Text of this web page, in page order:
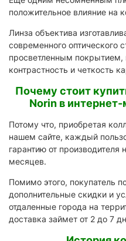
положительное влияние на
Линза объектива
современного оптического
просветленным покрытием,
контрастность и четкость
Почему стоит
Norin в
Потому что, приобретая
нашем сайте, каждый
гарантию от производителя
месяцев.
Помимо этого, покупатель
дополнительные скидки и
отдаленные города на
доставка займет от 2 до 7